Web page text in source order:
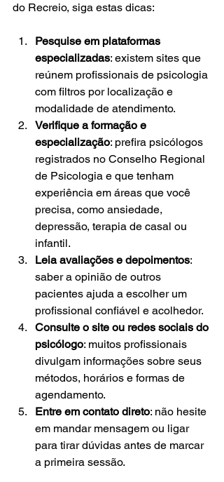
do Recreio, siga estas dicas:
Pesquise em plataformas
especializadas: existem sites que
reúnem profissionais de psicologia
com filtros por localização e
modalidade de atendimento.
Verifique a formação e
especialização: prefira psicólogos
registrados no Conselho Regional
de Psicologia e que tenham
experiência em áreas que você
precisa, como ansiedade,
depressão, terapia de casal ou
infantil.
Leia avaliações e depoimentos:
saber a opinião de outros
pacientes ajuda a escolher um
profissional confiável e acolhedor.
Consulte o site ou redes sociais do
psicólogo: muitos profissionais
divulgam informações sobre seus
métodos, horários e formas de
agendamento.
Entre em contato direto: não hesite
em mandar mensagem ou ligar
para tirar dúvidas antes de marcar
a primeira sessão.